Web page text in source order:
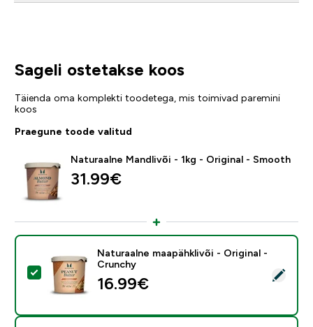
Sageli ostetakse koos
Täienda oma komplekti toodetega, mis toimivad paremini
koos
Praegune toode valitud
Naturaalne Mandlivõi - 1kg - Original - Smooth
31.99€‎
Vali see toode - Naturaalne maapähklivõi - Original -
Naturaalne maapähklivõi - Original -
Crunchy
16.99€‎